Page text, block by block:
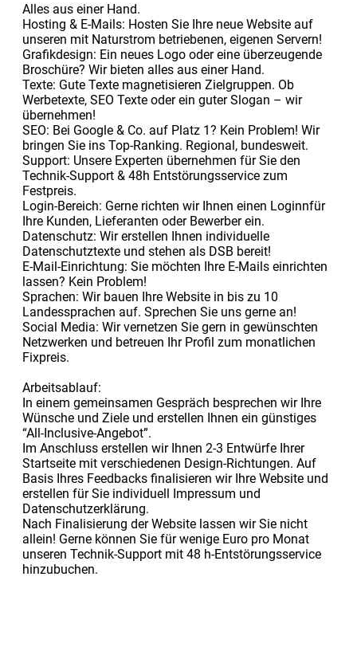
Alles aus einer Hand.
Hosting & E-Mails: Hosten Sie Ihre neue Website auf
unseren mit Naturstrom betriebenen, eigenen Servern!
Grafikdesign: Ein neues Logo oder eine überzeugende
Broschüre? Wir bieten alles aus einer Hand.
Texte: Gute Texte magnetisieren Zielgruppen. Ob
Werbetexte, SEO Texte oder ein guter Slogan – wir
übernehmen!
SEO: Bei Google & Co. auf Platz 1? Kein Problem! Wir
bringen Sie ins Top-Ranking. Regional, bundesweit.
Support: Unsere Experten übernehmen für Sie den
Technik-Support & 48h Entstörungsservice zum
Festpreis.
Login-Bereich: Gerne richten wir Ihnen einen Loginnfür
Ihre Kunden, Lieferanten oder Bewerber ein.
Datenschutz: Wir erstellen Ihnen individuelle
Datenschutztexte und stehen als DSB bereit!
E-Mail-Einrichtung: Sie möchten Ihre E-Mails einrichten
lassen? Kein Problem!
Sprachen: Wir bauen Ihre Website in bis zu 10
Landessprachen auf. Sprechen Sie uns gerne an!
Social Media: Wir vernetzen Sie gern in gewünschten
Netzwerken und betreuen Ihr Profil zum monatlichen
Fixpreis.
Arbeitsablauf:
In einem gemeinsamen Gespräch besprechen wir Ihre
Wünsche und Ziele und erstellen Ihnen ein günstiges
“All-Inclusive-Angebot”.
Im Anschluss erstellen wir Ihnen 2-3 Entwürfe Ihrer
Startseite mit verschiedenen Design-Richtungen. Auf
Basis Ihres Feedbacks finalisieren wir Ihre Website und
erstellen für Sie individuell Impressum und
Datenschutzerklärung.
Nach Finalisierung der Website lassen wir Sie nicht
allein! Gerne können Sie für wenige Euro pro Monat
unseren Technik-Support mit 48 h-Entstörungsservice
hinzubuchen.